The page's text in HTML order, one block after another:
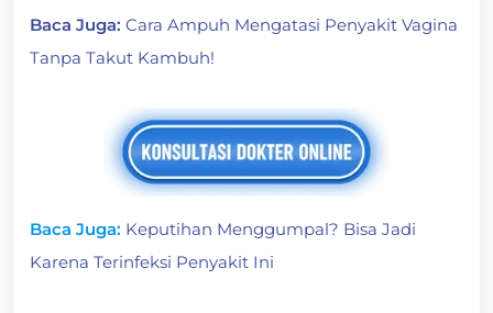
Baca Juga: Cara Ampuh Mengatasi Penyakit Vagina
Tanpa Takut Kambuh!
Baca Juga: Keputihan Menggumpal? Bisa Jadi
Karena Terinfeksi Penyakit Ini